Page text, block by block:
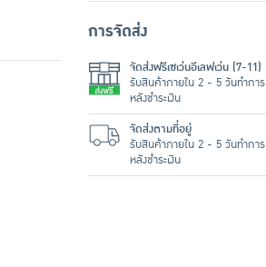
การจัดส่ง
จัดส่งฟรีเซเว่นอีเลฟเว่น (7-11)
รับสินค้าภายใน 2 - 5 วันทำการ
หลังชำระเงิน
จัดส่งตามที่อยู่
รับสินค้าภายใน 2 - 5 วันทำการ
หลังชำระเงิน